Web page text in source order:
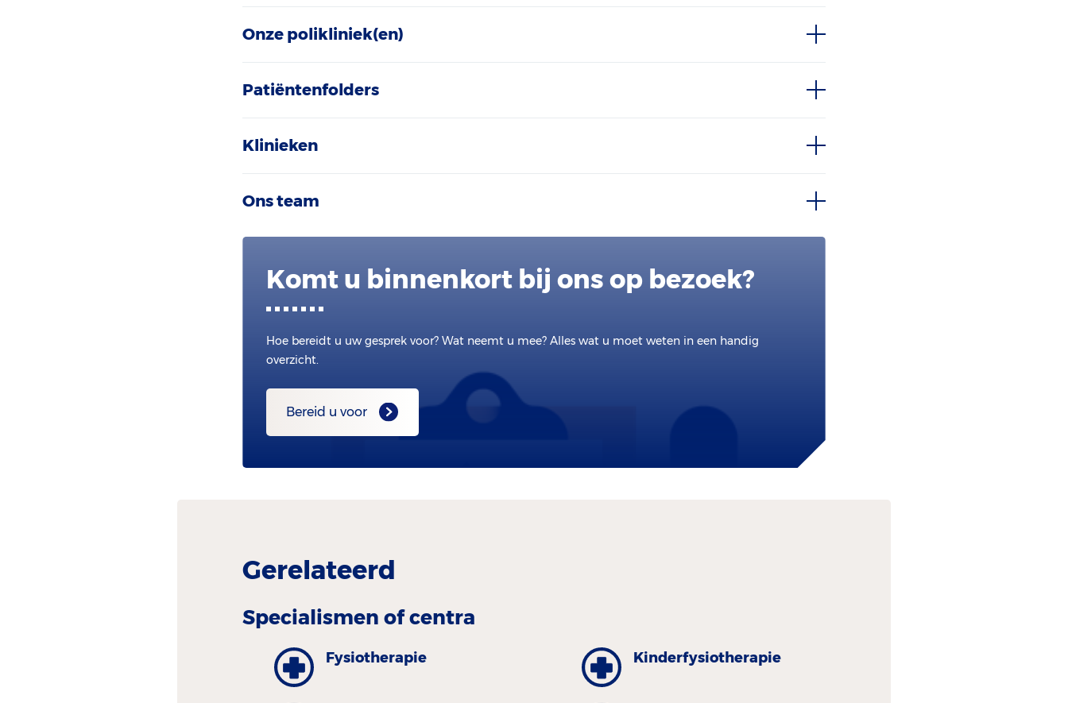
Onze polikliniek(en)
Patiëntenfolders
Klinieken
Ons team
Komt u binnenkort bij ons op bezoek?
Hoe bereidt u uw gesprek voor? Wat neemt u mee? Alles wat u moet weten in een handig
overzicht.
Bereid u voor
Gerelateerd
Specialismen of centra
Fysiotherapie Kinderfysiotherapie